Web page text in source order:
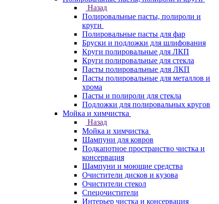
Назад
Полировальные пасты, полироли и
круги
Полировальные пасты для фар
Бруски и подложки для шлифования
Круги полировальные для ЛКП
Круги полировальные для стекла
Пасты полировальные для ЛКП
Пасты полировальные для металлов и
хрома
Пасты и полироли для стекла
Подложки для полировальных кругов
Мойка и химчистка
Назад
Мойка и химчистка
Шампуни для ковров
Подкапотное пространство чистка и
консервация
Шампуни и моющие средства
Очистители дисков и кузова
Очистители стекол
Спецочистители
Интерьер чистка и консервация